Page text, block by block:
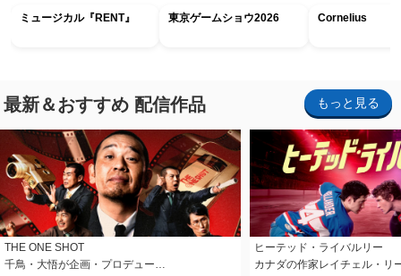
ミュージカル『RENT』 東京ゲームショウ2026 Cornelius
最新＆おすすめ 配信作品 もっと見る
THE ONE SHOT
千鳥・大悟が企画・プロデュー…
ヒーテッド・ライバルリー
カナダの作家レイチェル・リ